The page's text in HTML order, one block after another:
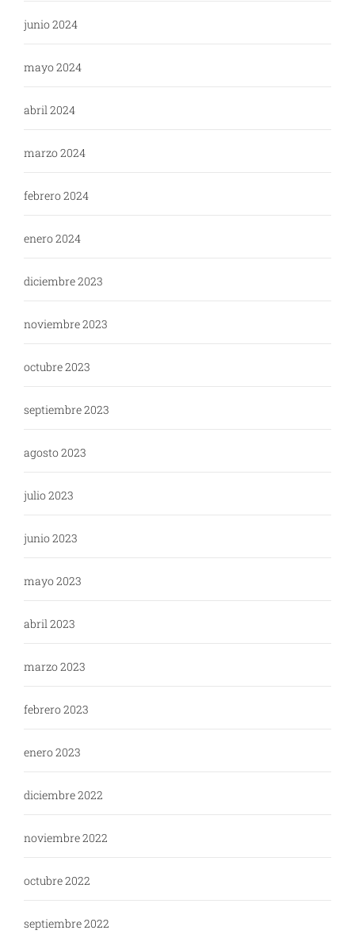
junio 2024
mayo 2024
abril 2024
marzo 2024
febrero 2024
enero 2024
diciembre 2023
noviembre 2023
octubre 2023
septiembre 2023
agosto 2023
julio 2023
junio 2023
mayo 2023
abril 2023
marzo 2023
febrero 2023
enero 2023
diciembre 2022
noviembre 2022
octubre 2022
septiembre 2022